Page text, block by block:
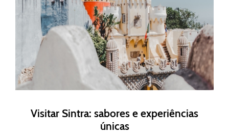
Visitar Sintra: sabores e experiências
únicas